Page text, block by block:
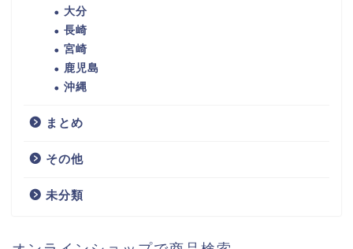
大分
長崎
宮崎
鹿児島
沖縄
まとめ
その他
未分類